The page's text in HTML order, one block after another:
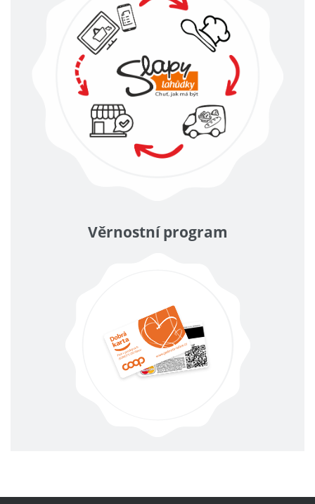
Věrnostní program